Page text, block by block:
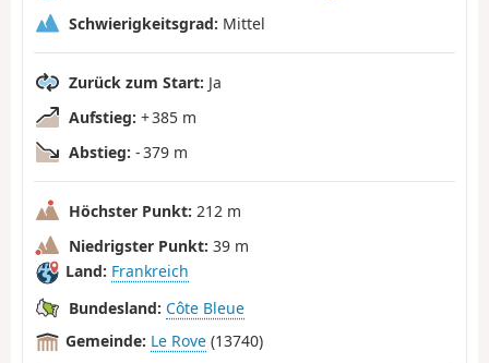
Schwierigkeitsgrad: Mittel
Zurück zum Start: Ja
Aufstieg: + 385 m
Abstieg: - 379 m
Höchster Punkt: 212 m
Niedrigster Punkt: 39 m
Land: Frankreich
Bundesland: Côte Bleue
Gemeinde: Le Rove (13740)